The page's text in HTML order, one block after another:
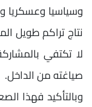
وسياسيا وعسكريا
نتاج تراكم طويل
لا تكتفي
صياغته من الداخل.
وبالتأكيد فهذا